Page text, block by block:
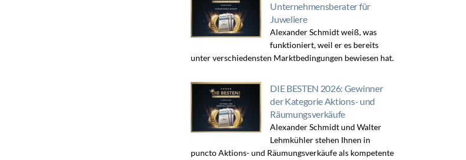
Unternehmensberater für
Juweliere
Alexander Schmidt weiß, was
funktioniert, weil er es bereits
unter verschiedensten Marktbedingungen bewiesen hat.
DIE BESTEN 2026: Gewinner
der Kategorie Aktions- und
Räumungsverkäufe
Alexander Schmidt und Walter
Lehmkühler stehen Ihnen in
puncto Aktions- und Räumungsverkäufe als kompetente